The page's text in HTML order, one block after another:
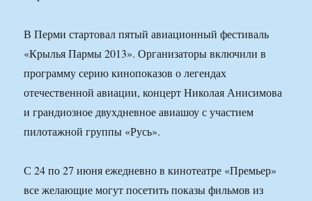
В Перми стартовал пятый авиационный фестиваль
«Крылья Пармы 2013». Организаторы включили в
программу серию кинопоказов о легендах
отечественной авиации, концерт Николая Анисимова
и грандиозное двухдневное авиашоу с участием
пилотажной группы «Русь».
С 24 по 27 июня ежедневно в кинотеатре «Премьер»
все желающие могут посетить показы фильмов из